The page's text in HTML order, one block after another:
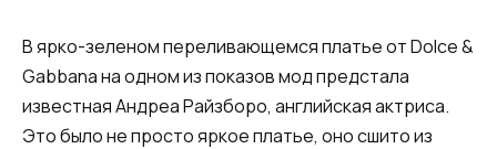
В ярко-зеленом переливающемся платье от Dolce &
Gabbana на одном из показов мод предстала
известная Андреа Райзборо, английская актриса.
Это было не просто яркое платье, оно сшито из